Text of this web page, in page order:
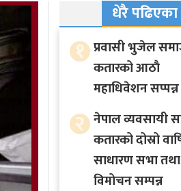
धेरै पढिएका
१ प्रवासी भुजेल
कतारको आठाै
महाधिवेशन सप्पन्न
२ नेपाल व्यवसायी
कतारको दोस्रो
साधारण सभा तथा
विमोचन सम्पन्न